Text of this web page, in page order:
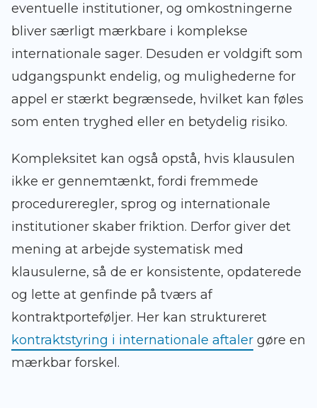
eventuelle institutioner, og omkostningerne
bliver særligt mærkbare i komplekse
internationale sager. Desuden er voldgift som
udgangspunkt endelig, og mulighederne for
appel er stærkt begrænsede, hvilket kan føles
som enten tryghed eller en betydelig risiko.
Kompleksitet kan også opstå, hvis klausulen
ikke er gennemtænkt, fordi fremmede
procedureregler, sprog og internationale
institutioner skaber friktion. Derfor giver det
mening at arbejde systematisk med
klausulerne, så de er konsistente, opdaterede
og lette at genfinde på tværs af
kontraktporteføljer. Her kan struktureret
kontraktstyring i internationale aftaler gøre en
mærkbar forskel.